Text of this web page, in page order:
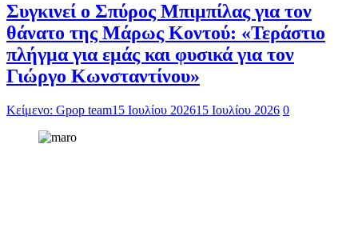
Συγκινεί ο Σπύρος Μπιμπίλας για τον
θάνατο της Μάρως Κοντού: «Τεράστιο
πλήγμα για εμάς και φυσικά για τον
Γιώργο Κωνσταντίνου»
Κείμενο: Gpop team15 Ιουλίου 202615 Ιουλίου 2026 0